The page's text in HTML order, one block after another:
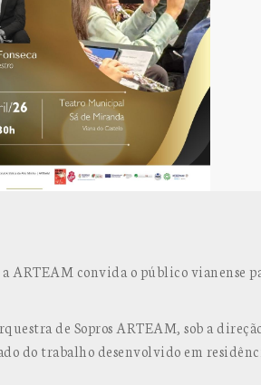
ARTEAM convida o público vianense
de Sopros ARTEAM, sob a
do trabalho desenvolvido em